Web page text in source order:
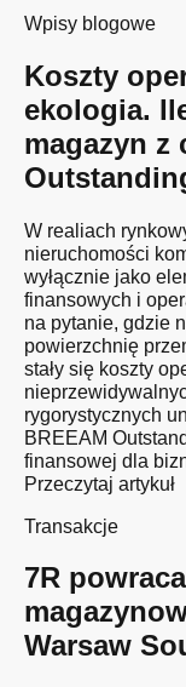
Wpisy blogowe
Koszty
ekologia.
magazyn z
W realiach
nieruchomości
wyłącznie jako
finansowych i
na pytanie, gdzie
powierzchnię
stały się koszty
rygorystycznych
BREEAM
finansowej dla
Przeczytaj artykuł
Transakcje
7R
Warsaw